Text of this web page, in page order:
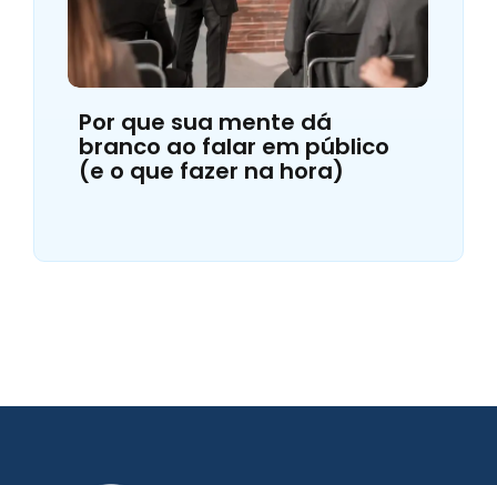
Por que sua mente dá
branco ao falar em público
(e o que fazer na hora)